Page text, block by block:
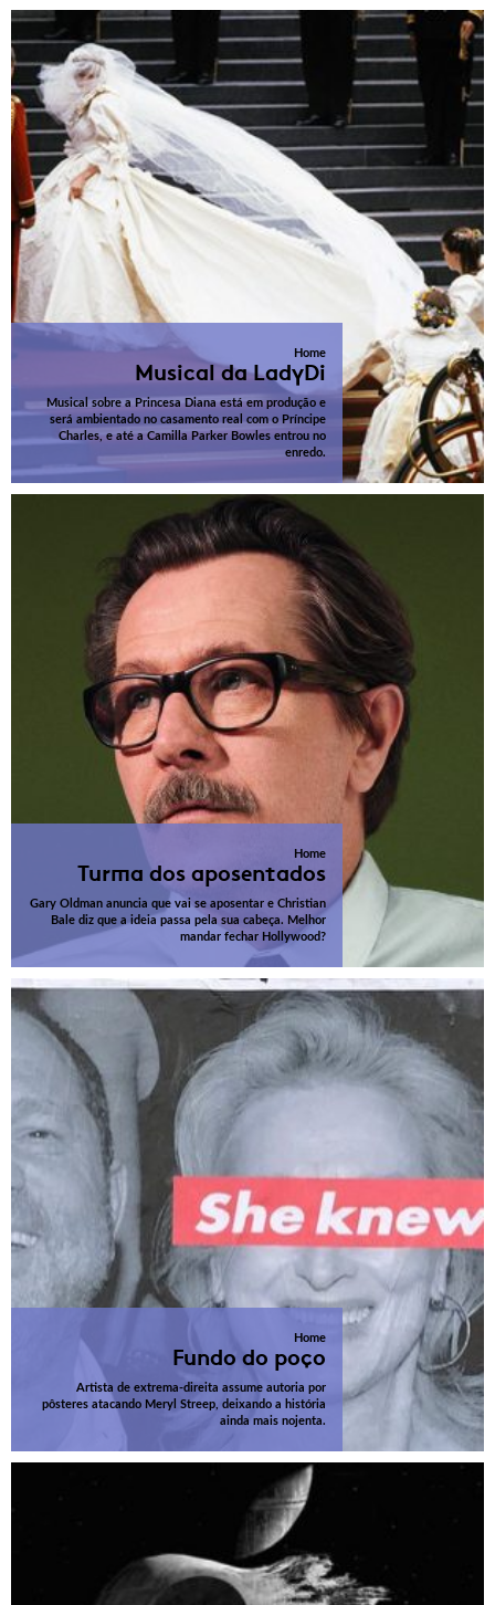
Home
Musical da LadyDi
Musical sobre a Princesa Diana está em produção e
será ambientado no casamento real com o Príncipe
Charles, e até a Camilla Parker Bowles entrou no
enredo.
Home
Turma dos aposentados
Gary Oldman anuncia que vai se aposentar e Christian
Bale diz que a ideia passa pela sua cabeça. Melhor
mandar fechar Hollywood?
Home
Fundo do poço
Artista de extrema-direita assume autoria por
pôsteres atacando Meryl Streep, deixando a história
ainda mais nojenta.